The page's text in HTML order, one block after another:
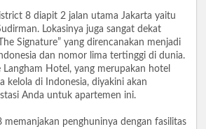
8 diapit 2 jalan utama Jakarta yaitu
Lokasinya juga sangat dekat
Signature” yang direncanakan menjadi
dan nomor lima tertinggi di dunia.
Langham Hotel, yang merupakan hotel
kelola di Indonesia, diyakini akan
Anda untuk apartemen ini.
penghuninya dengan fasilitas